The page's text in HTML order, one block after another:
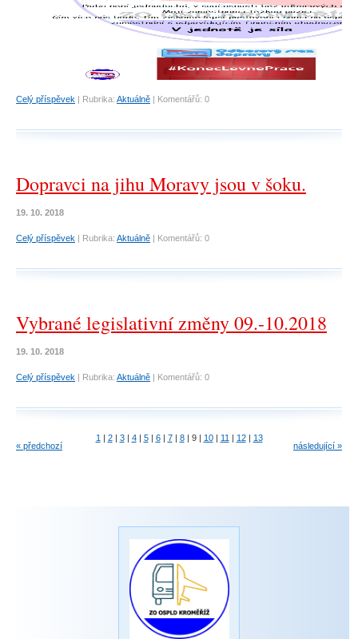
Celý příspěvek | Rubrika: Aktuálně | Komentářů: 0
Dopravci na jihu Moravy jsou v šoku.
19. 10. 2018
Celý příspěvek | Rubrika: Aktuálně | Komentářů: 0
Vybrané legislativní změny 09.-10.2018
19. 10. 2018
Celý příspěvek | Rubrika: Aktuálně | Komentářů: 0
« předchozí
1 | 2 | 3 | 4 | 5 | 6 | 7 | 8 | 9 | 10 | 11 | 12 | 13
následující »